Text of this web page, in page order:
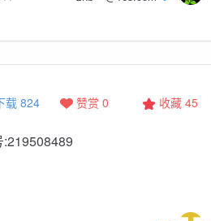
收藏 45
赞赏 0
载 824